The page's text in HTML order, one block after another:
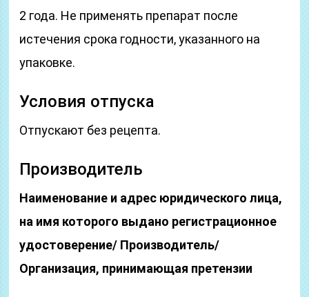
2 года. Не применять препарат после
истечения срока годности, указанного на
упаковке.
Условия отпуска
Отпускают без рецепта.
Производитель
Наименование и адрес юридического лица,
на имя которого выдано регистрационное
удостоверение/ Производитель/
Организация, принимающая претензии